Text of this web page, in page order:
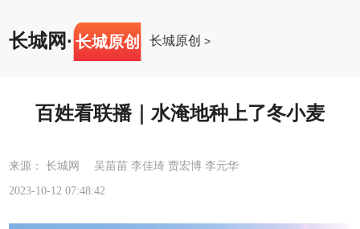
长城网· 长城原创 长城原创 >
百姓看联播｜水淹地种上了冬小麦
来源： 长城网 吴苗苗 李佳琦 贾宏博 李元华
2023-10-12 07:48:42